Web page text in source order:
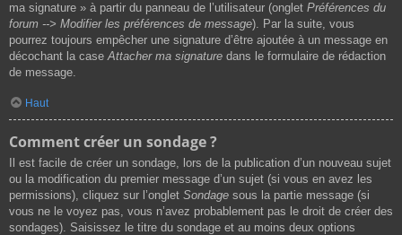
ma signature » à partir du panneau de l’utilisateur (onglet Préférences du
forum --> Modifier les préférences de message). Par la suite, vous
pourrez toujours empêcher une signature d’être ajoutée à un message en
décochant la caseAttacher ma signature dans le formulaire de rédaction
de message.
Haut
Comment créer un sondage ?
Il est facile de créer un sondage, lors de la publication d’un nouveau sujet
ou la modification du premier message d’un sujet (si vous en avez les
permissions), cliquez sur l’onglet Sondage sous la partie message (si
vous ne le voyez pas, vous n’avez probablement pas le droit de créer des
sondages). Saisissez le titre du sondage et au moins deux options